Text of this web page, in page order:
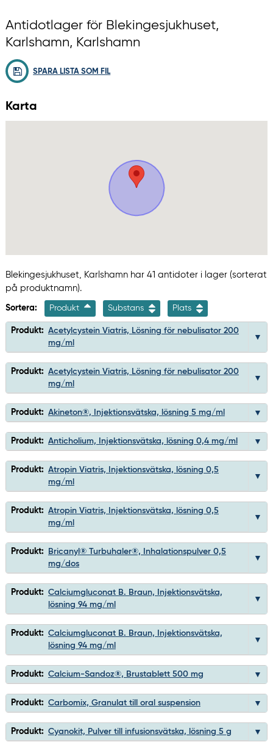
Antidotlager för Blekingesjukhuset,
Karlshamn, Karlshamn
SPARA LISTA SOM FIL
Karta
Blekingesjukhuset, Karlshamn har 41 antidoter i lager (sorterat
på produktnamn).
Sortera: Produkt Substans Plats
Produkt: Acetylcystein Viatris, Lösning för nebulisator 200
mg/ml
Produkt: Acetylcystein Viatris, Lösning för nebulisator 200
mg/ml
Produkt: Akineton®, Injektionsvätska, lösning 5 mg/ml
Produkt: Anticholium, Injektionsvätska, lösning 0,4 mg/ml
Produkt: Atropin Viatris, Injektionsvätska, lösning 0,5
mg/ml
Produkt: Atropin Viatris, Injektionsvätska, lösning 0,5
mg/ml
Produkt:
Bricanyl® Turbuhaler®, Inhalationspulver 0,5
mg/dos
Produkt: Calciumgluconat B. Braun, Injektionsvätska,
lösning 94 mg/ml
Produkt: Calciumgluconat B. Braun, Injektionsvätska,
lösning 94 mg/ml
Produkt: Calcium-Sandoz®, Brustablett 500 mg
Produkt: Carbomix, Granulat till oral suspension
Produkt: Cyanokit, Pulver till infusionsvätska, lösning 5 g